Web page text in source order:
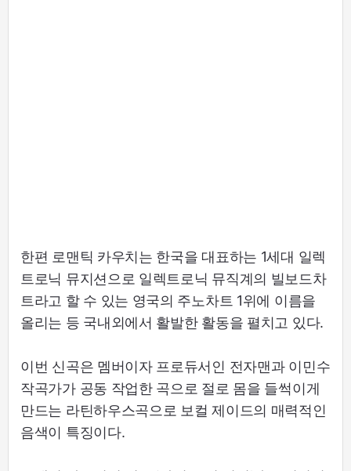
한편 로맨틱 카우치는 한국을 대표하는 1세대 일렉
트로닉 뮤지션으로 일렉트로닉 뮤직계의 빌보드차
트라고 할 수 있는 영국의 주노차트 1위에 이름을
올리는 등 국내외에서 활발한 활동을 펼치고 있다.
이번 신곡은 멤버이자 프로듀서인 전자맨과 이민수
작곡가가 공동 작업한 곡으로 절로 몸을 들썩이게
만드는 라틴하우스곡으로 보컬 제이드의 매력적인
음색이 특징이다.